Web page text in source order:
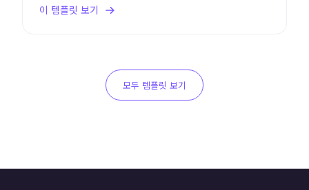
이 템플릿 보기
모두 템플릿 보기